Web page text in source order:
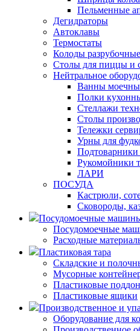
Пельменные
Дегидраторы
Автоклавы
Термостаты
Колоды разрубочные
Столы для пиццы и
Нейтральное
Ванны
Полки
Стеллажи
Столы
Тележки
Урны для
Подтоварники
Рукомойники
ЛАРИ
ПОСУДА
Кастрюли,
Сковороды,
Посудомоечные
Посудомоечные
Расходные
Пластиковая тара
Складские и
Мусорные
Пластиковые
Пластиковые ящики
Производственное и
Оборудование для